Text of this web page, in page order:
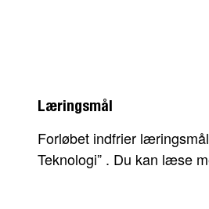
Læringsmål
Forløbet indfrier
Teknologi” . Du kan læse